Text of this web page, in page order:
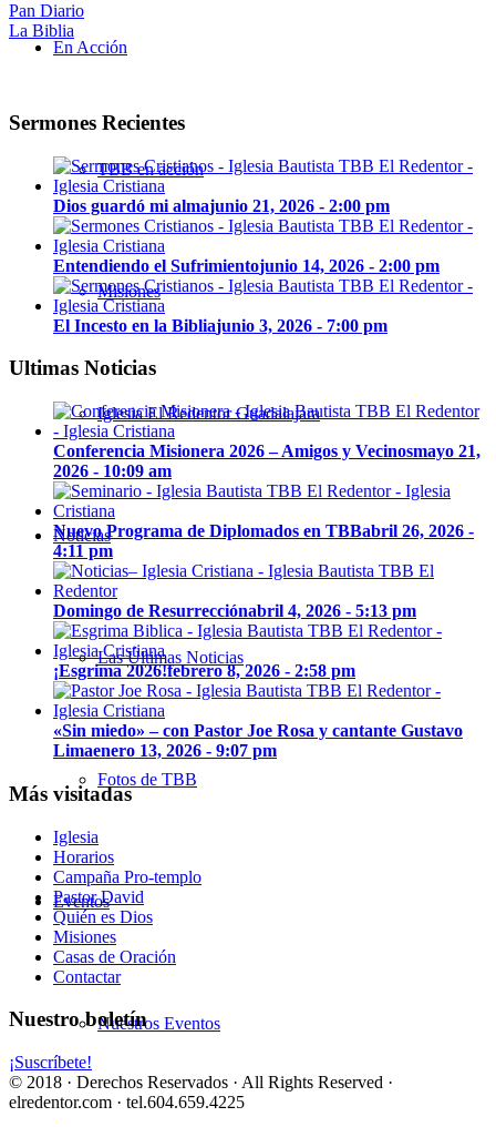
En Acción
TBB en acción
Misiones
Iglesia El Redentor Guadalajara
Noticias
Las Últimas Noticias
Fotos de TBB
Eventos
Nuestros Eventos
Pan Diario
La Biblia
Sermones Recientes
Dios guardó mi almajunio 21, 2026 - 2:00 pm
Entendiendo el Sufrimientojunio 14, 2026 - 2:00 pm
El Incesto en la Bibliajunio 3, 2026 - 7:00 pm
Ultimas Noticias
Conferencia Misionera 2026 – Amigos y Vecinosmayo 21,
2026 - 10:09 am
Nuevo Programa de Diplomados en TBBabril 26, 2026 -
4:11 pm
Domingo de Resurrecciónabril 4, 2026 - 5:13 pm
¡Esgrima 2026!febrero 8, 2026 - 2:58 pm
«Sin miedo» – con Pastor Joe Rosa y cantante Gustavo
Limaenero 13, 2026 - 9:07 pm
Más visitadas
Iglesia
Horarios
Campaña Pro-templo
Pastor David
Quién es Dios
Misiones
Casas de Oración
Contactar
Nuestro boletín
¡Suscríbete!
© 2018 · Derechos Reservados · All Rights Reserved ·
elredentor.com · tel.604.659.4225